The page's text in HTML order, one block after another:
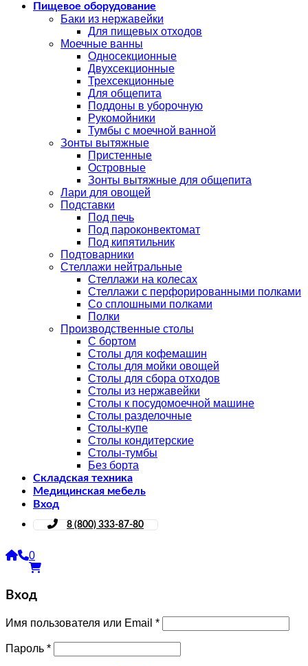
Пищевое оборудование
Баки из нержавейки
Для пищевых отходов
Моечные ванны
Односекционные
Двухсекционные
Трехсекционные
Для общепита
Поддоны в уборочную
Рукомойники
Тумбы с моечной ванной
Зонты вытяжные
Пристенные
Островные
Зонты вытяжные для общепита
Лари для овощей
Подставки
Под печь
Под пароконвектомат
Под кипятильник
Подтоварники
Стеллажи нейтральные
Стеллажи на колесах
Стеллажи с перфорированными полками
Со сплошными полками
Полки
Производственные столы
С бортом
Столы для кофемашин
Столы для мойки овощей
Столы для сбора отходов
Столы из нержавейки
Столы к посудомоечной машине
Столы разделочные
Столы-купе
Столы кондитерские
Столы-тумбы
Без борта
Складская техника
Медицинская мебель
Вход
8 (800) 333-87-80
0
Вход
Имя пользователя или Email *
Пароль *